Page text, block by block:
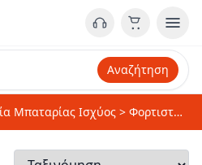
Αναζήτηση
Μπαταρίας Ισχύος > Φορτιστές Μπαταριών